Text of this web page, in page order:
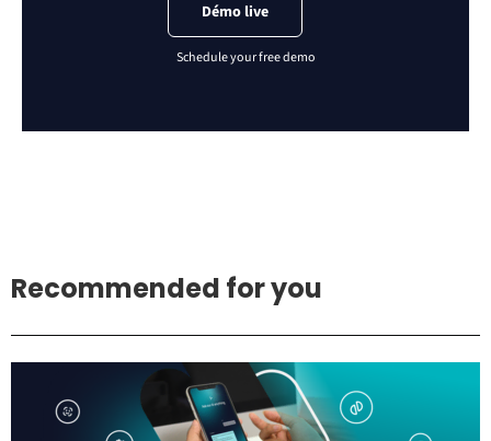
Démo live
Recommended for you